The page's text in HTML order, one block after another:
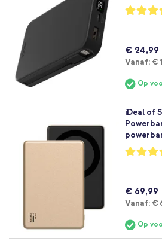
99%
€ 24,99
Vanaf: €
Op
iDeal of
80%
€ 69,99
Vanaf: €
Op